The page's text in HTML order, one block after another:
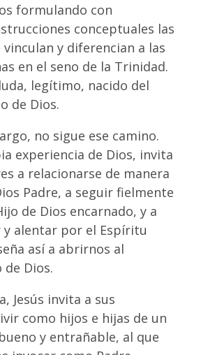
formulando con
conceptuales las
vinculan y diferencian a las
en el seno de la Trinidad.
legítimo, nacido del
de Dios.
no sigue ese camino.
experiencia de Dios, invita
a relacionarse de manera
Padre, a seguir fielmente
de Dios encarnado, y a
y alentar por el Espíritu
así a abrirnos al
Dios.
Jesús invita a sus
como hijos e hijas de un
y entrañable, al que